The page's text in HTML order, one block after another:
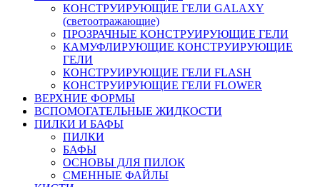
КОНСТРУИРУЮЩИЕ ГЕЛИ GALAXY
(светоотражающие)
ПРОЗРАЧНЫЕ КОНСТРУИРУЮЩИЕ ГЕЛИ
КАМУФЛИРУЮЩИЕ КОНСТРУИРУЮЩИЕ
ГЕЛИ
КОНСТРУИРУЮЩИЕ ГЕЛИ FLASH
КОНСТРУИРУЮЩИЕ ГЕЛИ FLOWER
ВЕРХНИЕ ФОРМЫ
ВСПОМОГАТЕЛЬНЫЕ ЖИДКОСТИ
ПИЛКИ И БАФЫ
ПИЛКИ
БАФЫ
ОСНОВЫ ДЛЯ ПИЛОК
СМЕННЫЕ ФАЙЛЫ